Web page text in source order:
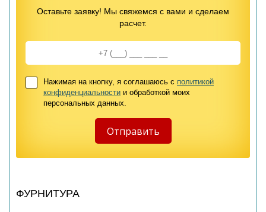
Оставьте заявку! Мы свяжемся с вами и сделаем
расчет.
Нажимая на кнопку, я соглашаюсь с политикой
конфиденциальности и обработкой моих
персональных данных.
ФУРНИТУРА